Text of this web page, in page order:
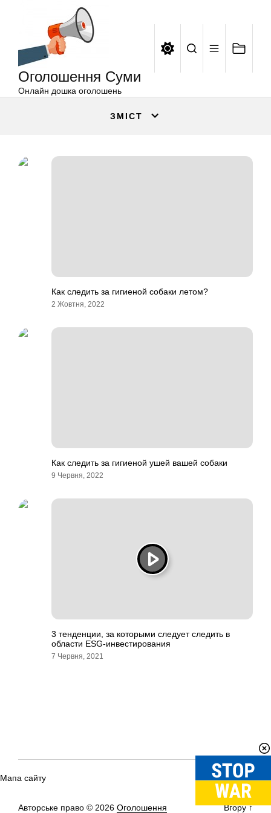
Оголошення Суми
Онлайн дошка оголошень
ЗМІСТ
Как следить за гигиеной собаки летом?
2 Жовтня, 2022
Как следить за гигиеной ушей вашей собаки
9 Червня, 2022
3 тенденции, за которыми следует следить в
области ESG-инвестирования
7 Червня, 2021
Мапа сайту
Авторське право © 2026 Оголошення Вгору↑